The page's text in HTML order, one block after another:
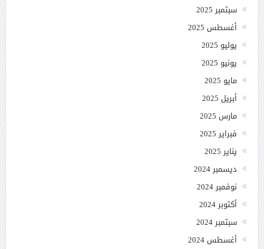
سبتمبر 2025
أغسطس 2025
يوليو 2025
يونيو 2025
مايو 2025
أبريل 2025
مارس 2025
فبراير 2025
يناير 2025
ديسمبر 2024
نوفمبر 2024
أكتوبر 2024
سبتمبر 2024
أغسطس 2024